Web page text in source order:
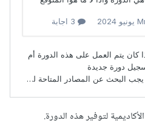
لتوفير هذه الدورة.